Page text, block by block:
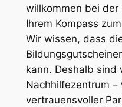
willkommen bei der
Ihrem Kompass
Wir wissen, dass
kann. Deshalb sind
Nachhilfezentrum –
vertrauensvoller